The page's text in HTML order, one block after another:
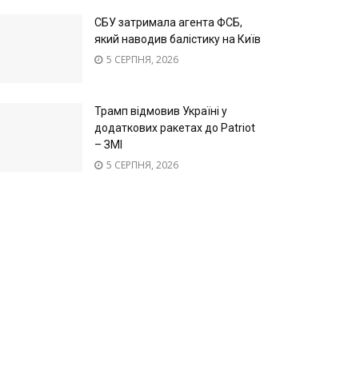
СБУ затримала агента ФСБ,
який наводив балістику на Київ
5 СЕРПНЯ, 2026
Трамп відмовив Україні у
додаткових ракетах до Patriot
– ЗМІ
5 СЕРПНЯ, 2026